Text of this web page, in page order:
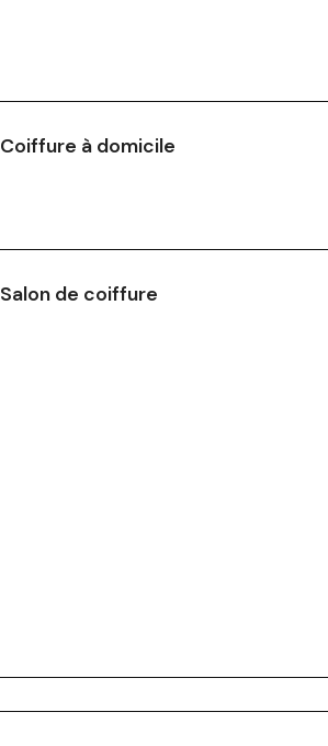
Coiffure à domicile
Salon de coiffure